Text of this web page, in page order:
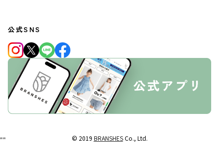
公式SNS
© 2019 BRANSHESCo., Ltd.
""